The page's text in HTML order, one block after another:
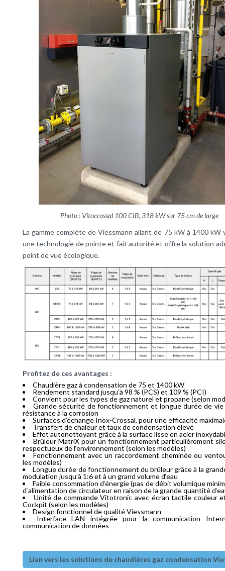
Photo : Vitocrossal 100 CIB, 318 kW sur 75 cm de large
La gamme complète de Viessmann allant de 75 kW à 1400 kW
une technologie de pointe et fait autorité et offre la solution
point de vue écologique.
Profitez de ces avantages :
Chaudière gaz à condensation de 75 et 1400 kW
Rendement standard jusqu‘à 98 % (PCS) et 109 % (PCI)
Convient pour les types de gaz naturel et propane (selon
Grande sécurité de fonctionnement et longue durée de vie
résistance à la corrosion
Surfaces d’échange Inox-Crossal, pour une efficacité
Transfert de chaleur et taux de condensation élevé
Effet autonettoyant grâce à la surface lisse en acier
Brûleur MatriX pour un fonctionnement particulièrement
respectueux de l‘environnement (selon les modèles)
Fonctionnement avec un raccordement cheminée ou
les modèles)
Longue durée de fonctionnement du brûleur grâce à la
modulation jusqu’à 1:6 et à un grand volume d‘eau
Faible consommation d‘énergie (pas de débit volumique
d‘alimentation de circulateur en raison de la grande quantité
Unité de commande Vitotronic avec écran tactile couleur
Cockpit (selon les modèles)
Design fonctionnel de qualité Viessmann
Interface LAN intégrée pour la communication
communication de données
Lien vers les solutions de chaudières gaz condensation